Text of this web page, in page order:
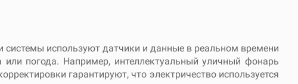
системы используют датчики и данные в реальном времени
погода. Например, интеллектуальный уличный фонарь
гарантируют, что электричество используется